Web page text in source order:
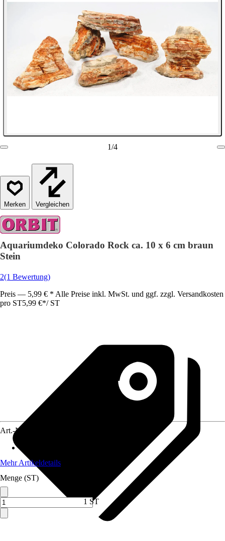
1/4
Vergleichen
Aquariumdeko Colorado Rock ca. 10 x 6 cm braun
Stein
2(1 Bewertung)
Preis — 5,99 € * Alle Preise inkl. MwSt. und ggf. zzgl. Versandkosten
pro ST5,99 €*/ ST
Art.-Nr.
Mehr Artikeldetails
Menge (ST)
1 ST